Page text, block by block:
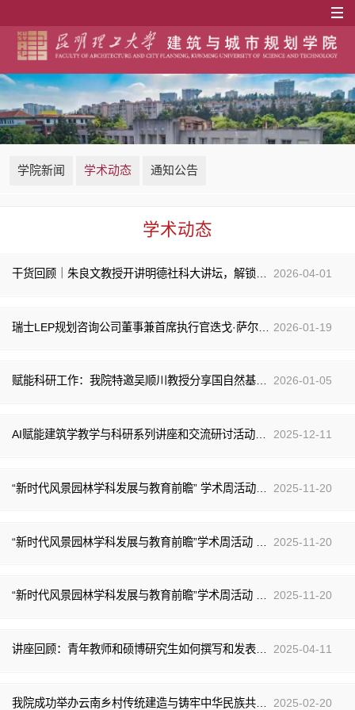
学院新闻 学术动态 通知公告
学术动态
2026-04-01
瑞士LEP规划咨询公司董事兼首席执行官迭戈·萨尔梅隆先生应邀到我院开展讲座 2026-01-19
赋能科研工作：我院特邀吴顺川教授分享国自然基金申报要点 2026-01-05
AI赋能建筑学教学与科研系列讲座和交流研讨活动成功举办 2025-12-11
“新时代风景园林学科发展与教育前瞻” 学术周活动 朱育帆教授讲座：象牙塔中的设计笃行 2025-11-20
2025-11-20
“新时代风景园林学科发展与教育前瞻”学术周活动 金云峰教授：风景园林前沿思考 2025-11-20
讲座回顾：青年教师和硕博研究生如何撰写和发表高质量学术论文 2025-04-11
我院成功举办​云南乡村传统建造与铸牢中华民族共同体意识学术交流会暨“富民兴边•和美乡居”全国大学生五校乡村规划专业技能提升联合设计开题活动 2025-02-20